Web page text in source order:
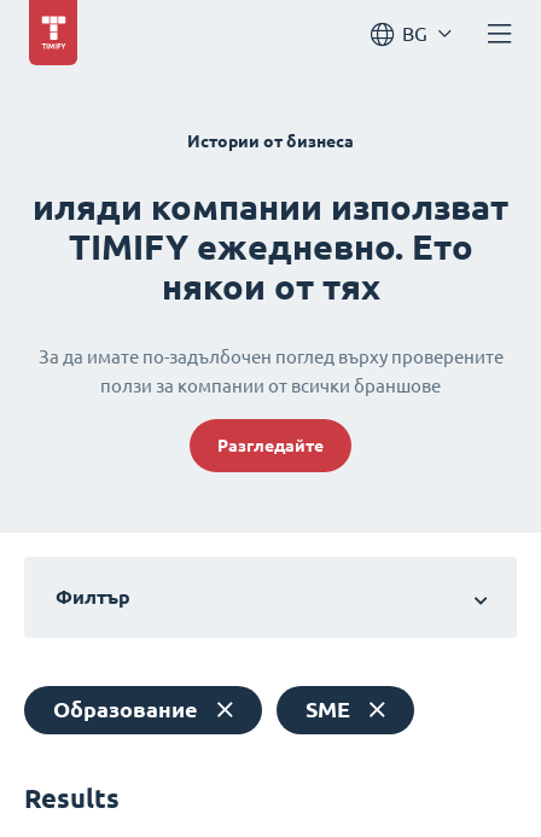
BG
Истории от бизнеса
иляди компании използват
TIMIFY ежедневно. Ето
някои от тях
За да имате по-задълбочен поглед върху проверените
ползи за компании от всички браншове
Разгледайте
Филтър
Образование SME
Results